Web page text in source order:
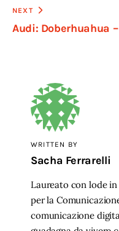
NEXT
Audi: Doberhuahua
WRITTEN BY
Sacha Ferrarelli
Laureato con lode
per la
comunicazione